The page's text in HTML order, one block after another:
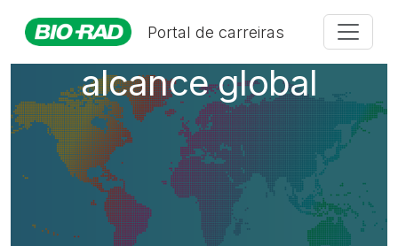
Portal de carreiras
Uma empresa com
alcance global